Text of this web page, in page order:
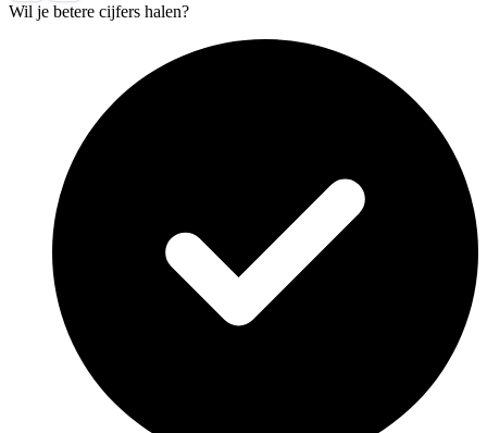
Wil je betere cijfers halen?